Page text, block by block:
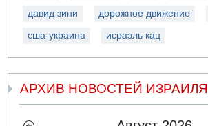
давид зини дорожное движение
сша-украина исраэль кац
АРХИВ НОВОСТЕЙ ИЗРАИЛЯ